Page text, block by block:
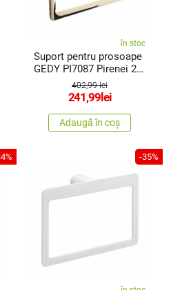
în stoc
Suport pentru prosoape
GEDY PI7087 Pirenei 23
x 15cm , auriu
402,99 lei
241,99 lei
Adaugă în coș
-35%